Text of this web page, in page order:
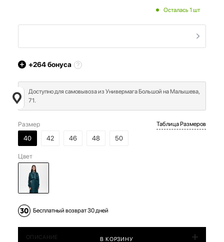
Осталась 1 шт
+264бонуса
Доступно для самовывоза из Универмага Большой на Малышева,
71.
Размер
40
42 46 48 50
Таблица Размеров
Цвет
Бесплатный возврат 30 дней
В КОРЗИНУ
ОПИСАНИЕ